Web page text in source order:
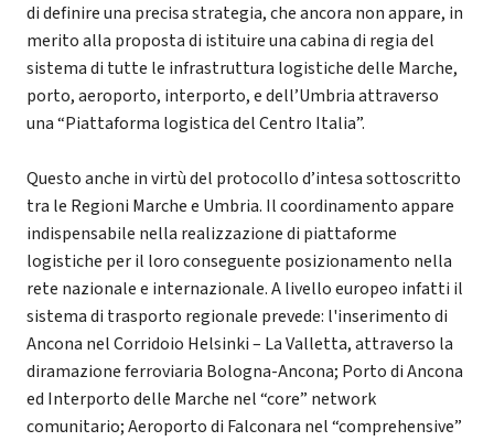
di definire una precisa strategia, che ancora non appare, in
merito alla proposta di istituire una cabina di regia del
sistema di tutte le infrastruttura logistiche delle Marche,
porto, aeroporto, interporto, e dell’Umbria attraverso
una “Piattaforma logistica del Centro Italia”.
Questo anche in virtù del protocollo d’intesa sottoscritto
tra le Regioni Marche e Umbria. Il coordinamento appare
indispensabile nella realizzazione di piattaforme
logistiche per il loro conseguente posizionamento nella
rete nazionale e internazionale. A livello europeo infatti il
sistema di trasporto regionale prevede: l'inserimento di
Ancona nel Corridoio Helsinki – La Valletta, attraverso la
diramazione ferroviaria Bologna-Ancona; Porto di Ancona
ed Interporto delle Marche nel “core” network
comunitario; Aeroporto di Falconara nel “comprehensive”